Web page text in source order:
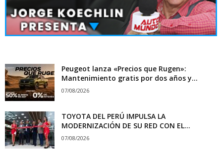
Peugeot lanza «Precios que Rugen»:
Mantenimiento gratis por dos años y...
07/08/2026
TOYOTA DEL PERÚ IMPULSA LA
MODERNIZACIÓN DE SU RED CON EL...
07/08/2026